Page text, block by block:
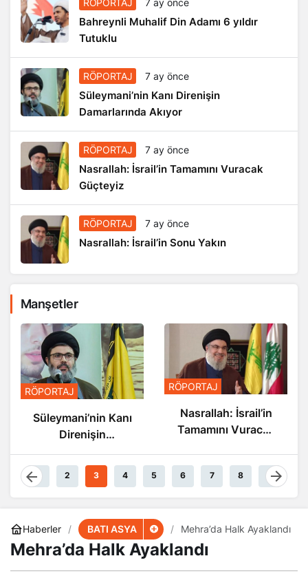
RÖPORTAJ 7 ay önce
Bahreynli Muhalif Din Adamı 6 yıldır
Tutuklu
RÖPORTAJ 7 ay önce
Süleymani’nin Kanı Direnişin
Damarlarında Akıyor
RÖPORTAJ 7 ay önce
Nasrallah: İsrail’in Tamamını Vuracak
Güçteyiz
RÖPORTAJ 7 ay önce
Nasrallah: İsrail’in Sonu Yakın
Manşetler
RÖPORTAJ
Süleymani’nin Kanı
Direnişin
Akıyor
RÖPORTAJ
Nasrallah: İsrail’in
Tamamını Vuracak
1 2 3 4 5 6 7 8 9
Haberler BATI ASYA Mehra’da Halk Ayaklandı
Mehra’da Halk Ayaklandı